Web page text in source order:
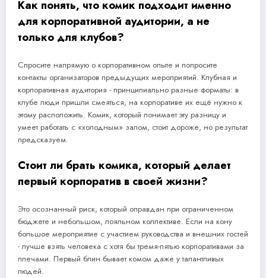
Как понять, что комик подходит именно
для корпоративной аудитории, а не
только для клубов?
Спросите напрямую о корпоративном опыте и попросите
контакты организаторов предыдущих мероприятий. Клубная и
корпоративная аудитория - принципиально разные форматы: в
клубе люди пришли смеяться, на корпоративе их ещё нужно к
этому расположить. Комик, который понимает эту разницу и
умеет работать с «холодным» залом, стоит дороже, но результат
предсказуем.
Стоит ли брать комика, который делает
первый корпоратив в своей жизни?
Это осознанный риск, который оправдан при ограниченном
бюджете и небольшом, лояльном коллективе. Если на кону
большое мероприятие с участием руководства и внешних гостей
- лучше взять человека с хотя бы тремя-пятью корпоративами за
плечами. Первый блин бывает комом даже у талантливых
людей.